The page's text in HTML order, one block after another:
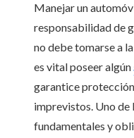
Manejar un
responsabilidad de
no debe tomarse a
es vital poseer algún
garantice
imprevistos. Uno de
fundamentales y